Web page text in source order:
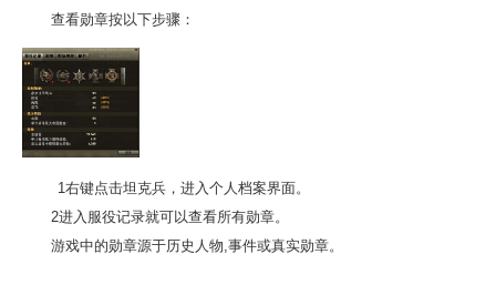
查看勋章按以下步骤：
1右键点击坦克兵，进入个人档案界面。
2进入服役记录就可以查看所有勋章。
游戏中的勋章源于历史人物,事件或真实勋章。